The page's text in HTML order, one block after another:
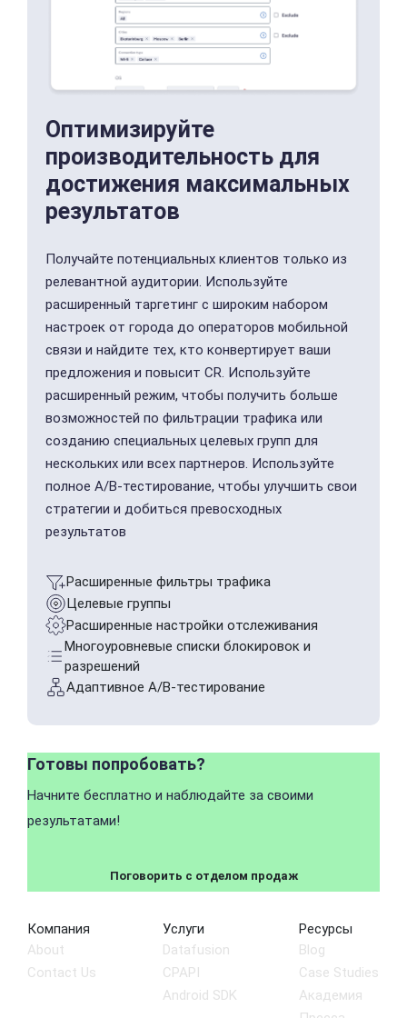
Оптимизируйте
производительность для
достижения максимальных
результатов
Получайте потенциальных клиентов только из
релевантной аудитории. Используйте
расширенный таргетинг с широким набором
настроек от города до операторов мобильной
связи и найдите тех, кто конвертирует ваши
предложения и повысит CR. Используйте
расширенный режим, чтобы получить больше
возможностей по фильтрации трафика или
созданию специальных целевых групп для
нескольких или всех партнеров. Используйте
полное A/B-тестирование, чтобы улучшить свои
стратегии и добиться превосходных
результатов
Расширенные фильтры трафика
Целевые группы
Расширенные настройки отслеживания
Многоуровневые списки блокировок и
разрешений
Адаптивное A/B-тестирование
Готовы попробовать?
Начните бесплатно и наблюдайте за своими
результатами!
Поговорить с отделом продаж
Компания
About
Contact Us
Услуги
Datafusion
CPAPI
Android SDK
Ресурсы
Blog
Case Studies
Академия